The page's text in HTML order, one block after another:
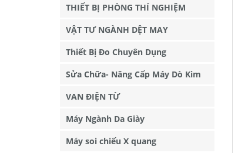
THIẾT BỊ PHÒNG THÍ NGHIỆM
VẬT TƯ NGÀNH DỆT MAY
Thiết Bị Đo Chuyên Dụng
Sửa Chữa- Nâng Cấp Máy Dò Kim
VAN ĐIỆN TỪ
Máy Ngành Da Giày
Máy soi chiếu X quang